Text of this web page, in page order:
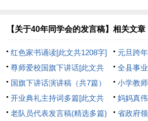
【关于40年同学会的发言稿】相关文章
红色家书诵读[此文共1208字]
元旦跨
场白多篇[
尊师爱校国旗下讲话[此文共
3359字]
全县事
领导讲话[
国旗下讲话演讲稿（共7篇）
[此文共10543字]
小学教
全[此文共
开业典礼主持词多篇[此文共
2862字]
妈妈真
5265字]
老队员代表发言稿(精选多篇) 省政府